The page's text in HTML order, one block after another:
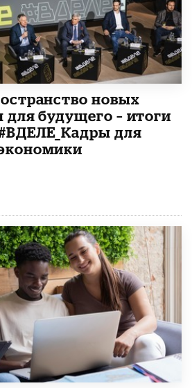
новых
будущего – итоги
для